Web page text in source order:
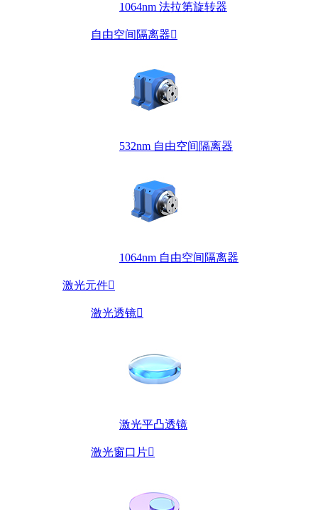
1064nm 法拉第旋转器
自由空间隔离器
532nm 自由空间隔离器
1064nm 自由空间隔离器
激光元件
激光透镜
激光平凸透镜
激光窗口片